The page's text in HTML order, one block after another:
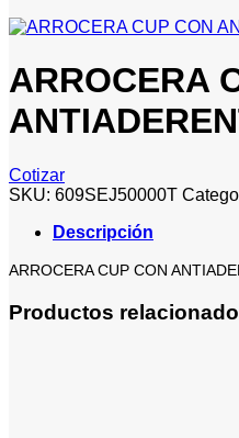
ARROCERA
Cotizar
SKU: 609SEJ50000T
Descripción
ARROCERA CUP CON
Productos